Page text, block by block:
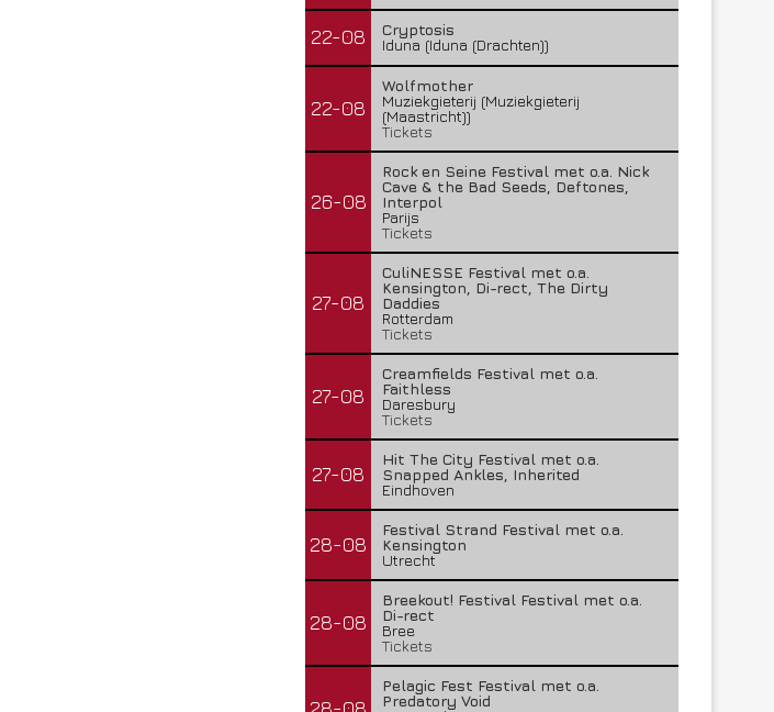
22-08
Cryptosis
Iduna (Iduna (Drachten))
22-08
Wolfmother
Muziekgieterij (Muziekgieterij
(Maastricht))
Tickets
26-08
Rock en Seine Festival met o.a. Nick
Cave & the Bad Seeds, Deftones,
Interpol
Parijs
Tickets
27-08
CuliNESSE Festival met o.a.
Kensington, Di-rect, The Dirty
Daddies
Rotterdam
Tickets
27-08
Creamfields Festival met o.a.
Faithless
Daresbury
Tickets
27-08
Hit The City Festival met o.a.
Snapped Ankles, Inherited
Eindhoven
28-08
Festival Strand Festival met o.a.
Kensington
Utrecht
28-08
Breekout! Festival Festival met o.a.
Di-rect
Bree
Tickets
Pelagic Fest Festival met o.a.
Predatory Void